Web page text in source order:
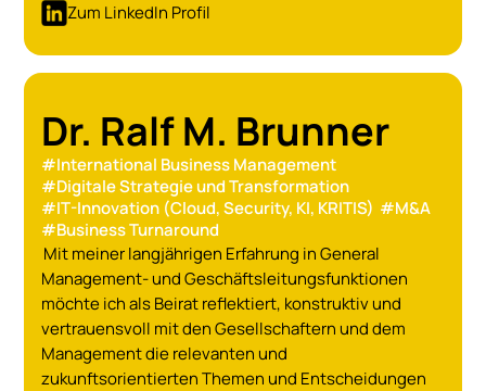
Zum LinkedIn Profil
Dr. Ralf M. Brunner
#International Business Management
#Digitale Strategie und Transformation
#IT-Innovation (Cloud, Security, KI, KRITIS) #M&A
#Business Turnaround
Mit meiner langjährigen Erfahrung in General
Management- und Geschäftsleitungsfunktionen
möchte ich als Beirat reflektiert, konstruktiv und
vertrauensvoll mit den Gesellschaftern und dem
Management die relevanten und
zukunftsorientierten Themen und Entscheidungen